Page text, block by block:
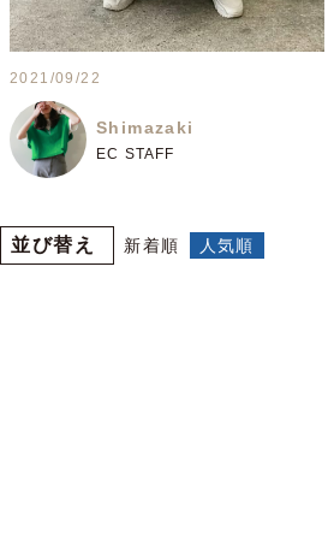
2021/09/22
Shimazaki
EC STAFF
並び替え 新着順 人気順